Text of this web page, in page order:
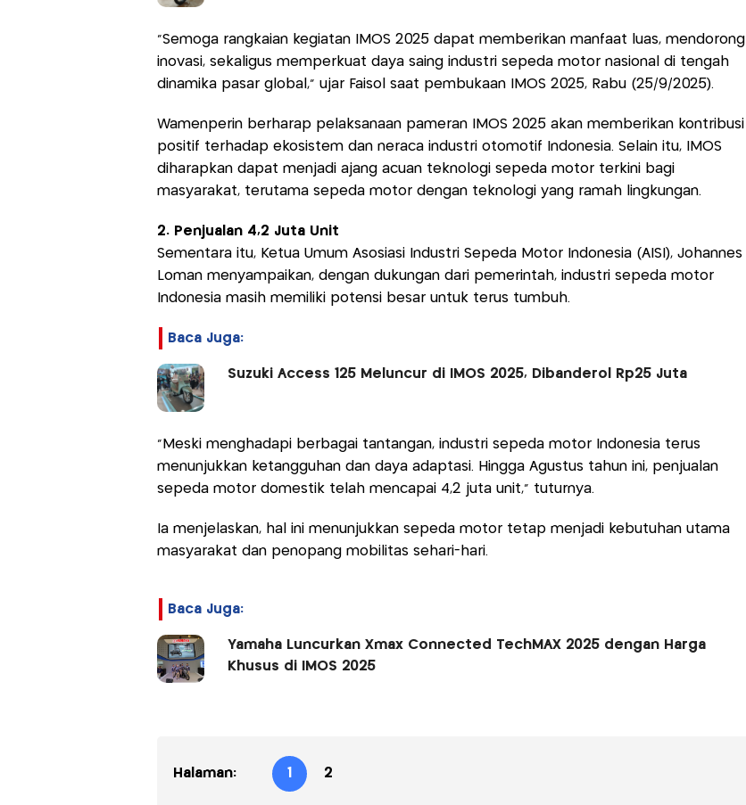
"Semoga rangkaian kegiatan IMOS 2025 dapat memberikan manfaat luas, mendorong
inovasi, sekaligus memperkuat daya saing industri sepeda motor nasional di tengah
dinamika pasar global,” ujar Faisol saat pembukaan IMOS 2025, Rabu (25/9/2025).
Wamenperin berharap pelaksanaan pameran IMOS 2025 akan memberikan kontribusi
positif terhadap ekosistem dan neraca industri otomotif Indonesia. Selain itu, IMOS
diharapkan dapat menjadi ajang acuan teknologi sepeda motor terkini bagi
masyarakat, terutama sepeda motor dengan teknologi yang ramah lingkungan.
2. Penjualan 4,2 Juta Unit
Sementara itu, Ketua Umum Asosiasi Industri Sepeda Motor Indonesia (AISI), Johannes
Loman menyampaikan, dengan dukungan dari pemerintah, industri sepeda motor
Indonesia masih memiliki potensi besar untuk terus tumbuh.
Baca Juga:
Suzuki Access 125 Meluncur di IMOS 2025, Dibanderol Rp25 Juta
“Meski menghadapi berbagai tantangan, industri sepeda motor Indonesia terus
menunjukkan ketangguhan dan daya adaptasi. Hingga Agustus tahun ini, penjualan
sepeda motor domestik telah mencapai 4,2 juta unit," tuturnya.
Ia menjelaskan, hal ini menunjukkan sepeda motor tetap menjadi kebutuhan utama
masyarakat dan penopang mobilitas sehari-hari.
Baca Juga:
Yamaha Luncurkan Xmax Connected TechMAX 2025 dengan Harga
Khusus di IMOS 2025
Halaman: 1 2